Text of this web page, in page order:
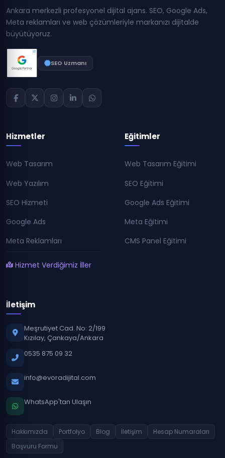
Ankara merkezli profesyonel dijital ajans. SEO, Google Ads,
Meta reklamları ve web çözümleriyle markanızı dijitalde
büyütüyoruz.
SEO Uzmanı
Hizmetler
Web Tasarım
Web Yazılım
SEO Hizmeti
Google Ads
Meta Reklamları
Hizmet Verdiğimiz İller
Eğitimler
Web Tasarım Eğitimi
SEO Eğitimi
Google Ads Eğitimi
Meta Eğitimi
CMS Panel Eğitimi
İletişim
Meşrutiyet Cad. No: 2/199
Kızılay, Çankaya/Ankara
0535 875 09 32
info@evoradijital.com
WhatsApp'tan Ulaşın
Hakkımızda Portfolyo Blog İletişim
Hesap Numaraları
Başvuru Formu